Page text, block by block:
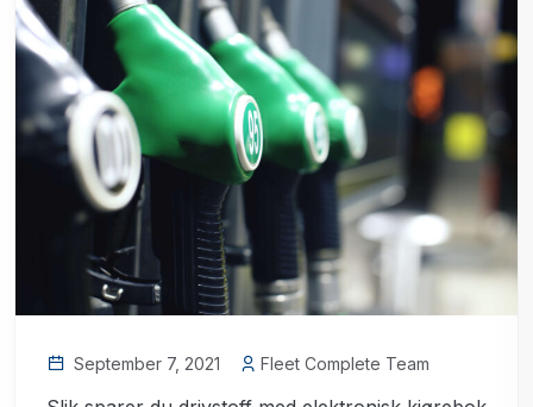
September 7, 2021 Fleet Complete Team